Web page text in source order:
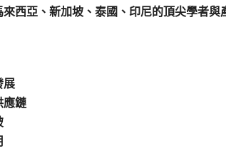
來西亞、新加坡、泰國、印尼的頂尖學者與
展
應鏈